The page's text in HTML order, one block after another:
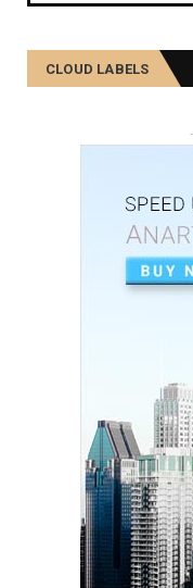
একালৰ উগ্ৰপন্থী
CLOUD LABELS